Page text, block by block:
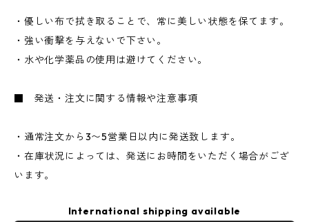
・優しい布で拭き取ることで、常に美しい状態を保てます。
・強い衝撃を与えないで下さい。
・水や化学薬品の使用は避けてください。
■ 発送・注文に関する情報や注意事項
・通常注文から3〜5営業日以内に発送致します。
・在庫状況によっては、発送にお時間をいただく場合がござ
います。
International shipping available